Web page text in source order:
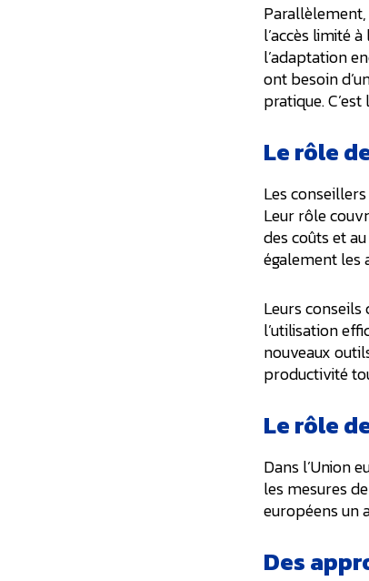
l’accès limité
l’adaptation
ont besoin
pratique.
Le rôle
Les
Leur rôle
des coûts et
également les
Leurs
l’utilisation
nouveaux
productivité
Le rôle
Dans l’Union
les mesures
européens un
Des